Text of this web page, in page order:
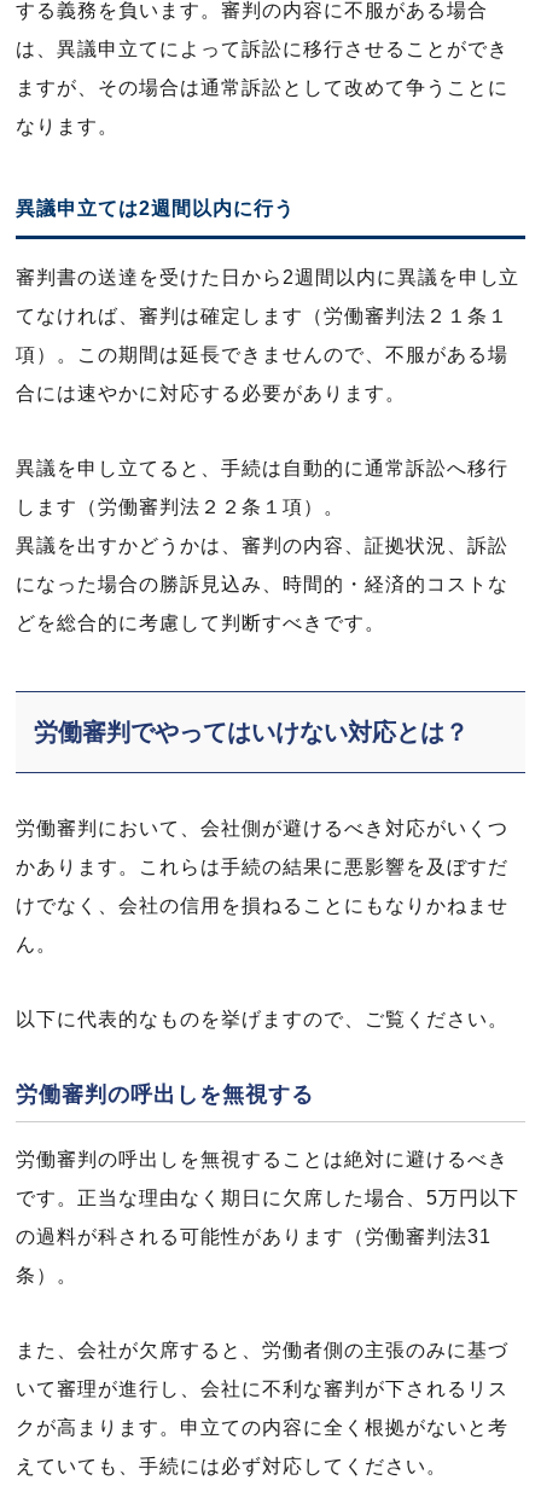
する義務を負います。審判の内容に不服がある場合
は、異議申立てによって訴訟に移行させることができ
ますが、その場合は通常訴訟として改めて争うことに
なります。
異議申立ては2週間以内に行う
審判書の送達を受けた日から2週間以内に異議を申し立
てなければ、審判は確定します（労働審判法２１条１
項）。この期間は延長できませんので、不服がある場
合には速やかに対応する必要があります。
異議を申し立てると、手続は自動的に通常訴訟へ移行
します（労働審判法２２条１項）。
異議を出すかどうかは、審判の内容、証拠状況、訴訟
になった場合の勝訴見込み、時間的・経済的コストな
どを総合的に考慮して判断すべきです。
労働審判でやってはいけない対応とは？
労働審判において、会社側が避けるべき対応がいくつ
かあります。これらは手続の結果に悪影響を及ぼすだ
けでなく、会社の信用を損ねることにもなりかねませ
ん。
以下に代表的なものを挙げますので、ご覧ください。
労働審判の呼出しを無視する
労働審判の呼出しを無視することは絶対に避けるべき
です。正当な理由なく期日に欠席した場合、5万円以下
の過料が科される可能性があります（労働審判法31
条）。
また、会社が欠席すると、労働者側の主張のみに基づ
いて審理が進行し、会社に不利な審判が下されるリス
クが高まります。申立ての内容に全く根拠がないと考
えていても、手続には必ず対応してください。